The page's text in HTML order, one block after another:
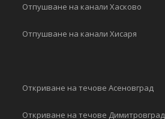
Отпушване на канали Хасково
Отпушване на канали Хисаря
Откриване на течове Асеновград
Откриване на течове Димитровград